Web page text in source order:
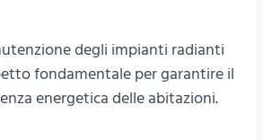
degli impianti radianti
fondamentale per garantire il
energetica delle abitazioni.